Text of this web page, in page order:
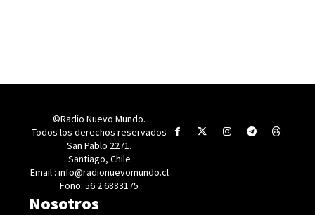
©Radio Nuevo Mundo.
Todos los derechos reservados
San Pablo 2271.
Santiago, Chile
Email : info@radionuevomundo.cl
Fono: 56 2 6883175
Nosotros